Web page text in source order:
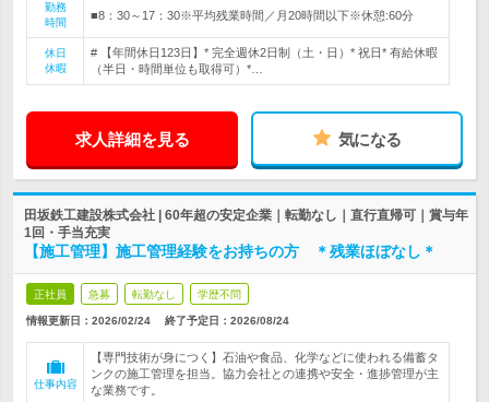
勤務
時間
■8：30～17：30※平均残業時間／月20時間以下※休憩:60分
休日
休暇
# 【年間休日123日】* 完全週休2日制（土・日）* 祝日* 有給休暇
（半日・時間単位も取得可）*…
求人詳細を見る 気になる
田坂鉄工建設株式会社 | 60年超の安定企業｜転勤なし｜直行直帰可｜賞与年
1回・手当充実
【施工管理】施工管理経験をお持ちの方 ＊残業ほぼなし＊
正社員 急募 転勤なし 学歴不問
情報更新日：2026/02/24 終了予定日： 2026/08/24
仕事内容
【専門技術が身につく】石油や食品、化学などに使われる備蓄タ
ンクの施工管理を担当。協力会社との連携や安全・進捗管理が主
な業務です。